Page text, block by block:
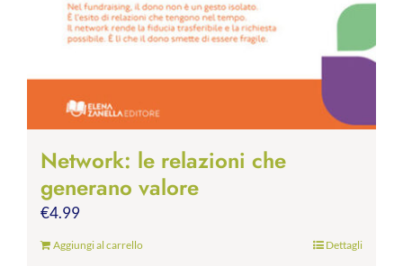
Network: le relazioni che
generano valore
€4.99
Aggiungi al carrello Dettagli